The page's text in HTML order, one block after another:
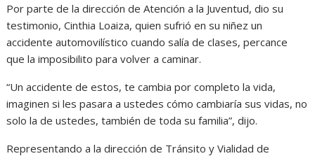
Por parte de la dirección de Atención a la Juventud, dio su
testimonio, Cinthia Loaiza, quien sufrió en su niñez un
accidente automovilístico cuando salía de clases, percance
que la imposibilito para volver a caminar.
“Un accidente de estos, te cambia por completo la vida,
imaginen si les pasara a ustedes cómo cambiaría sus vidas, no
solo la de ustedes, también de toda su familia”, dijo.
Representando a la dirección de Tránsito y Vialidad de